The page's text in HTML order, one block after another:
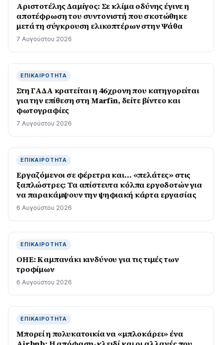
Αριστοτέλης Δαμίγος: Σε κλίμα οδύνης έγινε η
αποτέφρωση του συντονιστή που σκοτώθηκε
μετά τη σύγκρουση ελικοπτέρων στην Ψάθα
7 Αυγούστου 2026
ΕΠΙΚΑΙΡΌΤΗΤΑ
Στη ΓΑΔΑ κρατείται η 46χρονη που κατηγορείται
για την επίθεση στη Marfin, δείτε βίντεο και
φωτογραφίες
7 Αυγούστου 2026
ΕΠΙΚΑΙΡΌΤΗΤΑ
Εργαζόμενοι σε φέρετρα και… «πελάτες» στις
ξαπλώστρες: Τα απίστευτα κόλπα εργοδοτών για
να παρακάμψουν την ψηφιακή κάρτα εργασίας
6 Αυγούστου 2026
ΕΠΙΚΑΙΡΌΤΗΤΑ
ΟΗΕ: Καμπανάκι κινδύνου για τις τιμές των
τροφίμων
6 Αυγούστου 2026
ΕΠΙΚΑΙΡΌΤΗΤΑ
Μπορεί η πολυκατοικία να «μπλοκάρει» ένα